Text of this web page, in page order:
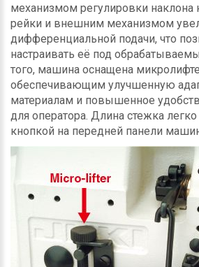
механизмом регулировки наклона
рейки и внешним механизмом
дифференциальной подачи, что
настраивать её под
того, машина оснащена
обеспечивающим улучшенную
материалам и повышенное
для оператора. Длина стежка легко
кнопкой на передней панели